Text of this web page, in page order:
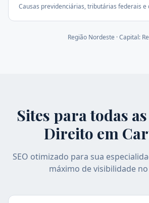
Causas previdenciárias, tributárias federais e
Região Nordeste · Capital:
Sites para todas
Direito em
SEO otimizado para sua
máximo de visibilidade